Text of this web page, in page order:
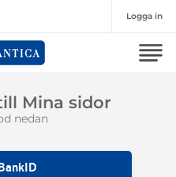
Logga in
Mina sidor
nedan